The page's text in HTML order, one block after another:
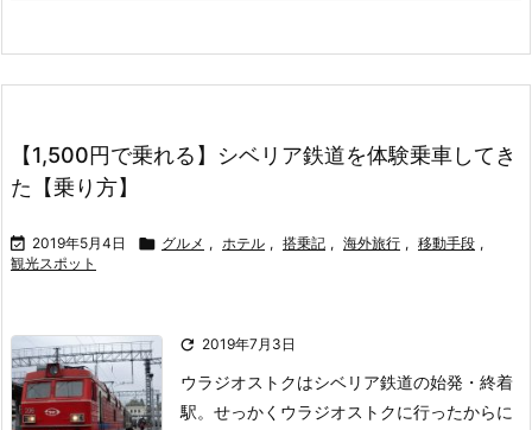
【1,500円で乗れる】シベリア鉄道を体験乗車してき
た【乗り方】
 2019年5月4日  グルメ , ホテル , 搭乗記 , 海外旅行 , 移動手段 ,
観光スポット
 2019年7月3日
ウラジオストクはシベリア鉄道の始発・終着
駅。 せっかくウラジオストクに行ったからに